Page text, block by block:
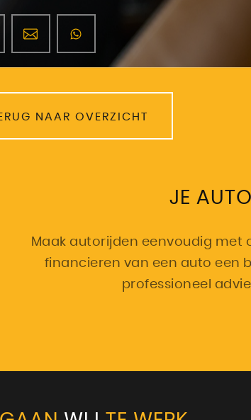
NAAR OVERZICHT
JE AUTO
Maak autorijden eenvoudig met
financieren van een auto een
professioneel